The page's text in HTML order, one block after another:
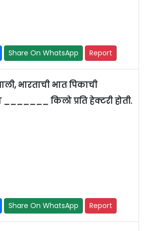
Share On WhatsApp Report
भारताची भात पिकाची
_______ किलो प्रति हेक्टरी होती.
Share On WhatsApp Report